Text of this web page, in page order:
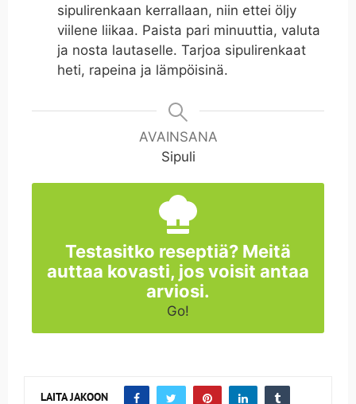
sipulirenkaan kerrallaan, niin ettei öljy
viilene liikaa. Paista pari minuuttia, valuta
ja nosta lautaselle. Tarjoa sipulirenkaat
heti, rapeina ja lämpöisinä.
AVAINSANA
Sipuli
Testasitko reseptiä? Meitä
auttaa kovasti, jos voisit antaa
arviosi.
Go!
LAITA JAKOON